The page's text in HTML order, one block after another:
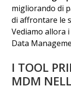
migliorando di
di affrontare le
Vediamo allora
Data
I TOOL
MDM